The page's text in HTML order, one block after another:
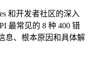
和开发者社区的深入
最常见的 8 种 400 错
息、根本原因和具体解